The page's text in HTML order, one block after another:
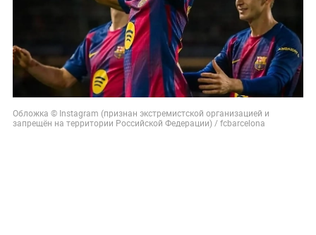
Обложка © Instagram (признан экстремистской организацией и
запрещён на территории Российской Федерации) / fcbarcelona